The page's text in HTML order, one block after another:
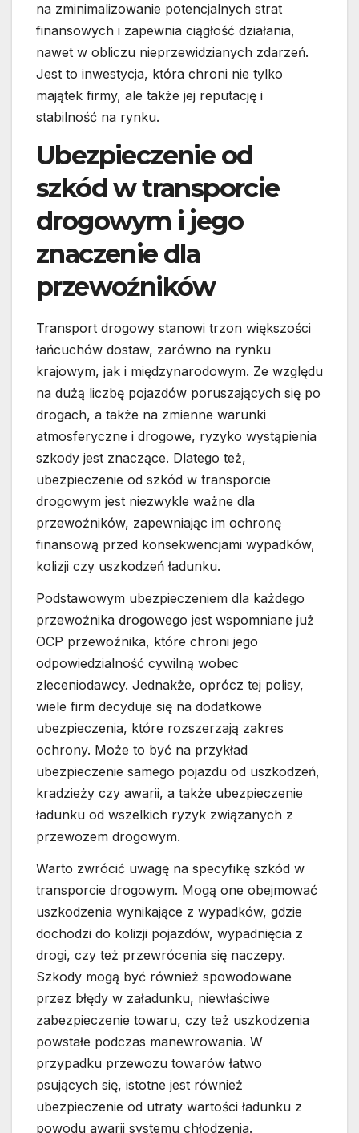
na zminimalizowanie potencjalnych strat
finansowych i zapewnia ciągłość działania,
nawet w obliczu nieprzewidzianych zdarzeń.
Jest to inwestycja, która chroni nie tylko
majątek firmy, ale także jej reputację i
stabilność na rynku.
Ubezpieczenie od
szkód w transporcie
drogowym i jego
znaczenie dla
przewoźników
Transport drogowy stanowi trzon większości
łańcuchów dostaw, zarówno na rynku
krajowym, jak i międzynarodowym. Ze względu
na dużą liczbę pojazdów poruszających się po
drogach, a także na zmienne warunki
atmosferyczne i drogowe, ryzyko wystąpienia
szkody jest znaczące. Dlatego też,
ubezpieczenie od szkód w transporcie
drogowym jest niezwykle ważne dla
przewoźników, zapewniając im ochronę
finansową przed konsekwencjami wypadków,
kolizji czy uszkodzeń ładunku.
Podstawowym ubezpieczeniem dla każdego
przewoźnika drogowego jest wspomniane już
OCP przewoźnika, które chroni jego
odpowiedzialność cywilną wobec
zleceniodawcy. Jednakże, oprócz tej polisy,
wiele firm decyduje się na dodatkowe
ubezpieczenia, które rozszerzają zakres
ochrony. Może to być na przykład
ubezpieczenie samego pojazdu od uszkodzeń,
kradzieży czy awarii, a także ubezpieczenie
ładunku od wszelkich ryzyk związanych z
przewozem drogowym.
Warto zwrócić uwagę na specyfikę szkód w
transporcie drogowym. Mogą one obejmować
uszkodzenia wynikające z wypadków, gdzie
dochodzi do kolizji pojazdów, wypadnięcia z
drogi, czy też przewrócenia się naczepy.
Szkody mogą być również spowodowane
przez błędy w załadunku, niewłaściwe
zabezpieczenie towaru, czy też uszkodzenia
powstałe podczas manewrowania. W
przypadku przewozu towarów łatwo
psujących się, istotne jest również
ubezpieczenie od utraty wartości ładunku z
powodu awarii systemu chłodzenia.